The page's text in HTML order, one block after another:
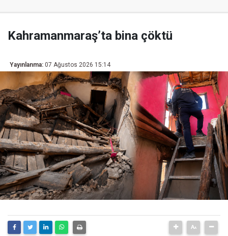
Kahramanmaraş’ta bina çöktü
Yayınlanma: 07 Ağustos 2026 15:14